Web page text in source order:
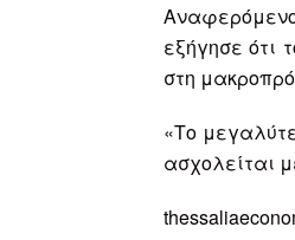
εξήγησε ότι
στη
«Το
ασχολείται